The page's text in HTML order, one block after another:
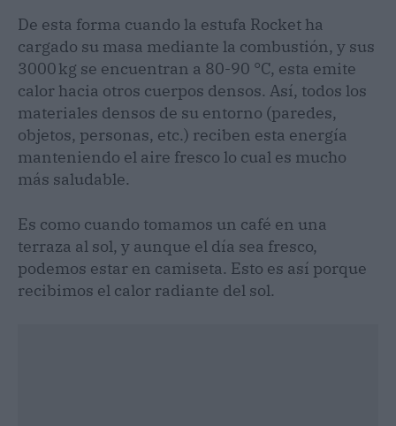
De esta forma cuando la estufa Rocket ha
cargado su masa mediante la combustión, y sus
3000 kg se encuentran a 80-90 °C, esta emite
calor hacia otros cuerpos densos. Así, todos los
materiales densos de su entorno (paredes,
objetos, personas, etc.) reciben esta energía
manteniendo el aire fresco lo cual es mucho
más saludable.
Es como cuando tomamos un café en una
terraza al sol, y aunque el día sea fresco,
podemos estar en camiseta. Esto es así porque
recibimos el calor radiante del sol.